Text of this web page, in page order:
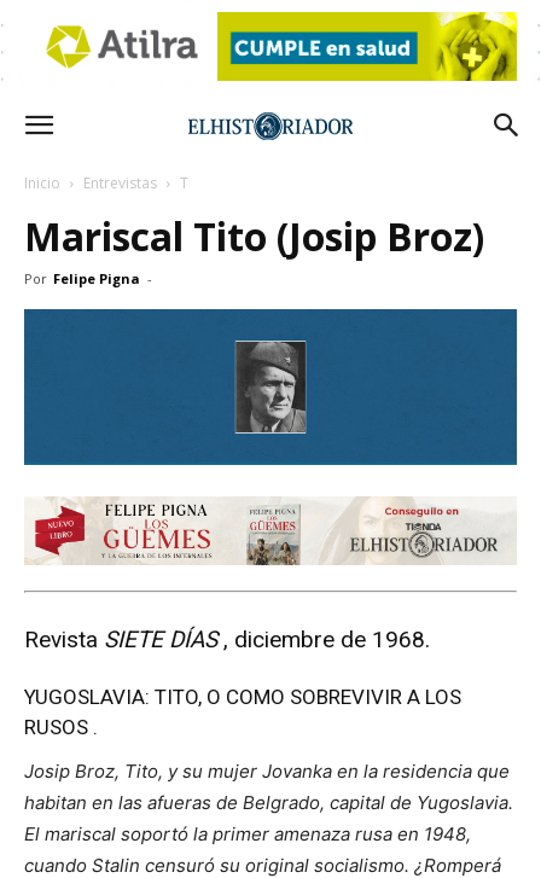
Inicio Entrevistas T
Mariscal Tito (Josip Broz)
Por Felipe Pigna -
Revista SIETE DÍAS, diciembre de 1968.
YUGOSLAVIA: TITO, O COMO SOBREVIVIR A LOS
RUSOS .
Josip Broz, Tito, y su mujer Jovanka en la residencia que
habitan en las afueras de Belgrado, capital de Yugoslavia.
El mariscal soportó la primer amenaza rusa en 1948,
cuando Stalin censuró su original socialismo. ¿Romperá